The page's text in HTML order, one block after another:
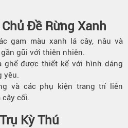
Đề Rừng Xanh
gam màu xanh lá cây, nâu và
gũi với thiên nhiên.
ghế được thiết kế với hình dáng
yêu.
và các phụ kiện trang trí liên
cây cối.
Kỳ Thú